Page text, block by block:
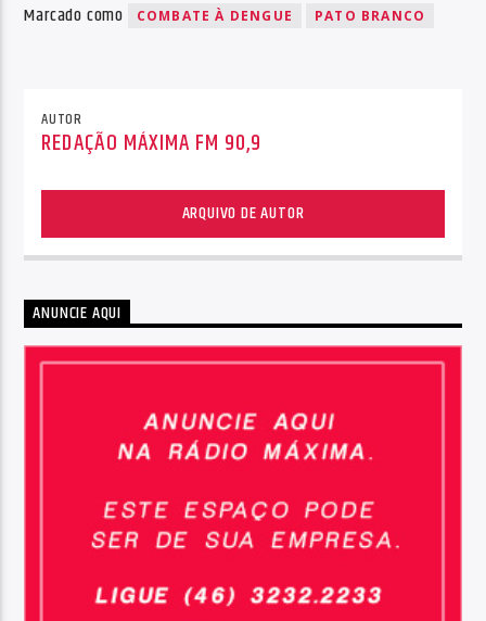
Marcado como COMBATE À DENGUE PATO BRANCO
AUTOR
REDAÇÃO MÁXIMA FM 90,9
ARQUIVO DE AUTOR
ANUNCIE AQUI